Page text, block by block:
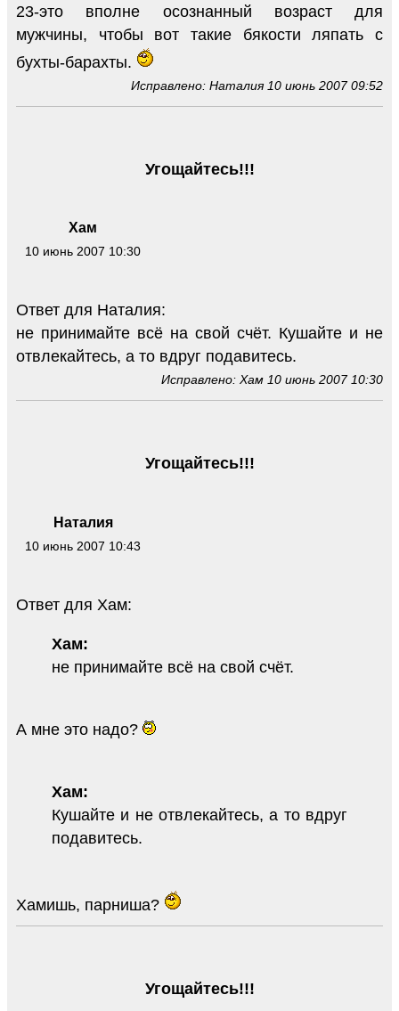
23-это вполне осознанный возраст для
мужчины, чтобы вот такие бякости ляпать с
бухты-барахты.
Исправлено: Наталия 10 июнь 2007 09:52
Хам
10 июнь 2007 10:30
Угощайтесь!!!
Ответ для Наталия:
не принимайте всё на свой счёт. Кушайте и не
отвлекайтесь, а то вдруг подавитесь.
Исправлено: Хам 10 июнь 2007 10:30
Наталия
10 июнь 2007 10:43
Угощайтесь!!!
Ответ для Хам:
Хам:
не принимайте всё на свой счёт.
А мне это надо?
Хам:
Кушайте и не отвлекайтесь, а то вдруг
подавитесь.
Хамишь, парниша?
Угощайтесь!!!